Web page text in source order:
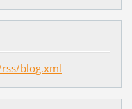
blog.xml